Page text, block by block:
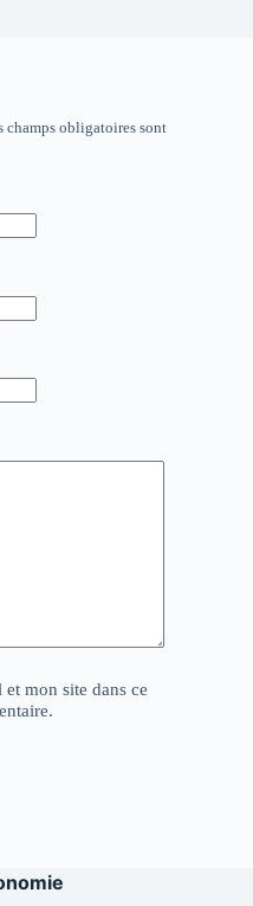
champs obligatoires sont
mon site dans ce